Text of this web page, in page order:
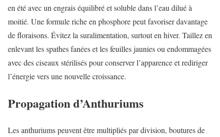
en été avec un engrais équilibré et soluble dans l’eau dilué à
moitié. Une formule riche en phosphore peut favoriser davantage
de floraisons. Évitez la suralimentation, surtout en hiver. Taillez en
enlevant les spathes fanées et les feuilles jaunies ou endommagées
avec des ciseaux stérilisés pour conserver l’apparence et rediriger
l’énergie vers une nouvelle croissance.
Propagation d’Anthuriums
Les anthuriums peuvent être multipliés par division, boutures de